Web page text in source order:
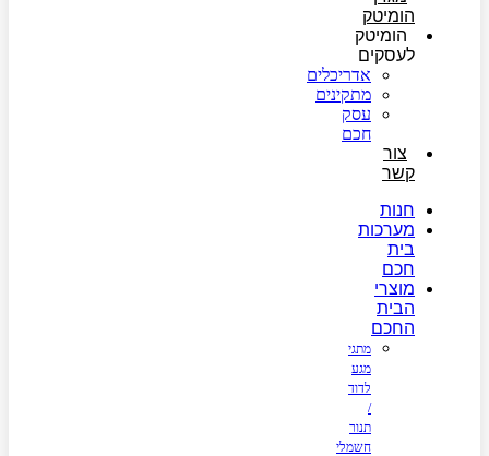
הומיטק
הומיטק
לעסקים
אדריכלים
מתקינים
עסק
חכם
צור
קשר
חנות
מערכות
בית
חכם
מוצרי
הבית
החכם
מתגי
מגע
לדוד
/
תנור
חשמלי